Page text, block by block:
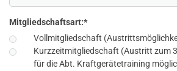
Mitgliedschaftsart:*
Vollmitgliedschaft
Kurzzeitmitgliedschaft (Austritt zum
für die Abt. Kraftgerätetraining